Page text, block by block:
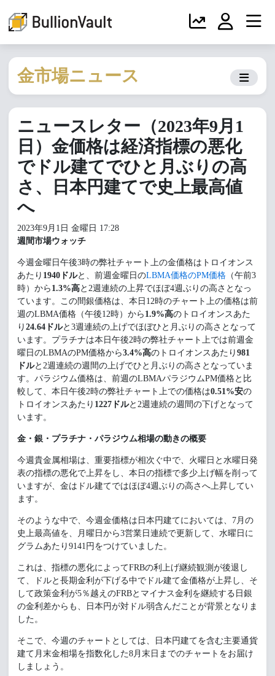
金市場ニュース
ニュースレター（2023年9月1
日）金価格は経済指標の悪化
でドル建てでひと月ぶりの高
さ、日本円建てで史上最高値
へ
2023年9月1日 金曜日 17:28
週間市場ウォッチ
今週金曜日午後3時の弊社チャート上の金価格はトロイオンス
あたり 1940ドルと、前週金曜日のLBMA価格のPM価格 （午前3
時）から 1.3%高と2週連続の上昇でほぼ4週ぶりの高さとなっ
ています。この間銀価格は、本日12時のチャート上の価格は前
週のLBMA価格（午後12時）から 1.9%高のトロイオンスあた
り 24.64ドルと3週連続の上げでほぼひと月ぶりの高さとなって
います。プラチナは本日午後2時の弊社チャート上では前週金
曜日のLBMAのPM価格から3.4%高のトロイオンスあたり 981
ドルと2週連続の週間の上げでひと月ぶりの高さとなっていま
す。パラジウム価格は、前週のLBMAパラジウムPM価格と比
較して、本日午後2時の弊社チャート上での価格は0.51%安の
トロイオンスあたり 1227ドルと2週連続の週間の下げとなって
います。
金・銀・プラチナ・パラジウム相場の動きの概要
今週貴金属相場は、重要指標が相次ぐ中で、火曜日と水曜日発
表の指標の悪化で上昇をし、本日の指標で多少上げ幅を削って
いますが、金はドル建てではほぼ4週ぶりの高さへ上昇してい
ます。
そのような中で、今週金価格は日本円建てにおいては、7月の
史上最高値を、月曜日から3営業日連続で更新して、水曜日に
グラムあたり9141円をつけていました。
これは、指標の悪化によってFRBの利上げ継続観測が後退し
て、ドルと長期金利が下げる中でドル建て金価格が上昇し、そ
して政策金利が5％越えのFRBとマイナス金利を継続する日銀
の金利差からも、日本円が対ドル弱含んだことが背景となりま
した。
そこで、今週のチャートとしては、日本円建てを含む主要通貨
建て月末金相場を指数化した8月末日までのチャートをお届け
しましょう。